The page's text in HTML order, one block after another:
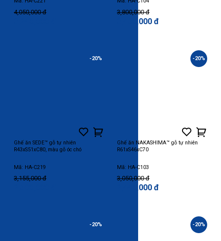
4,050,000 đ 3,800,000 đ
3,400,000 đ
-20%
Ghế ăn SEDE™ gỗ tự nhiên
R43xS51xC80, màu gỗ óc chó
Mã: HA-C219
3,155,000 đ
-20%
Ghế ăn NAKASHIMA™ gỗ tự nhiên
R61xS46xC70
Mã: HA-C103
3,050,000 đ
2,440,000 đ
-20% -20%